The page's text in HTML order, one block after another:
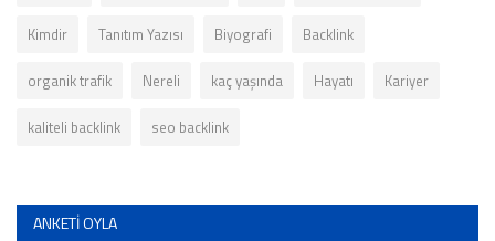
Kimdir Tanıtım Yazısı Biyografi Backlink
organik trafik Nereli kaç yaşında Hayatı Kariyer
kaliteli backlink seo backlink
ANKETI OYLA